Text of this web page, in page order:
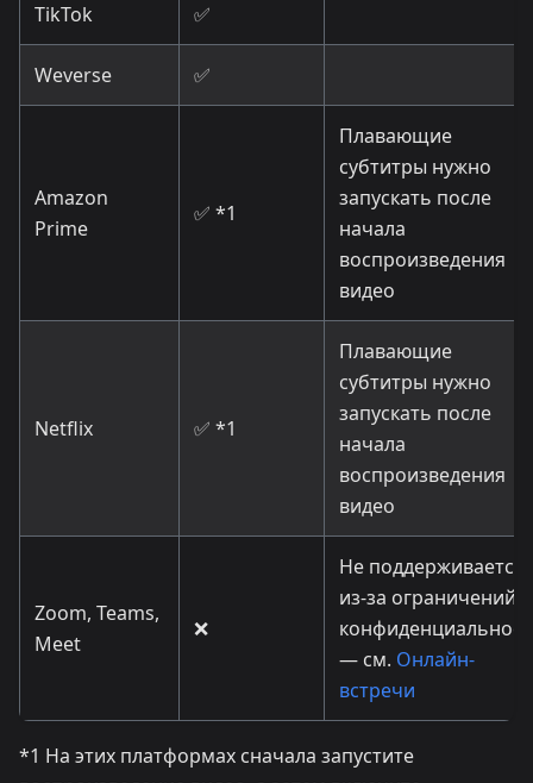
TikTok ✅
Weverse ✅
Amazon
Prime
✅ *1
Плавающие
субтитры нужно
запускать после
начала
воспроизведения
видео
Netflix ✅ *1
Плавающие
субтитры нужно
запускать после
начала
воспроизведения
видео
Zoom, Teams,
Meet
❌
Не поддерживается
из-за ограничений
— см. Онлайн-
встречи
*1 На этих платформах сначала запустите